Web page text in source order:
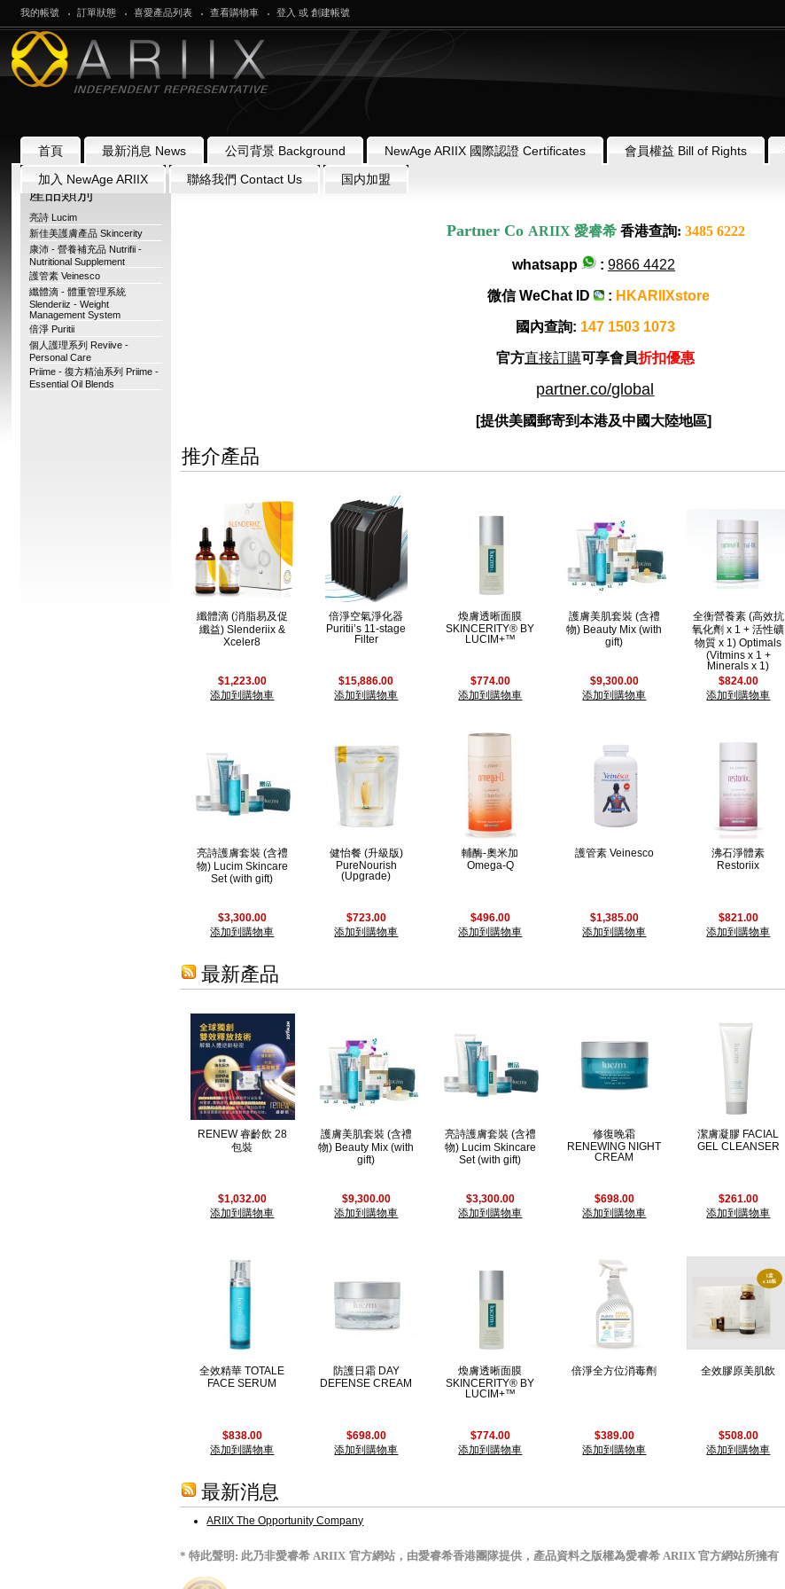
我的帳號 訂單狀態 喜愛產品列表 查看購物車 登入 或創建帳號
首頁 最新消息 News 公司背景 Background NewAge ARIIX 國際認證 Certificates 會員權益 Bill of Rights
加入 NewAge ARIIX
聯絡我們 Contact Us 国内加盟
產品類別
亮詩 Lucim
新佳美護膚產品 Skincerity
康沛 - 營養補充品 Nutrifii -
Nutritional Supplement
護管素 Veinesco
纖體滴 - 體重管理系統
Slenderiiz - Weight
Management System
倍淨 Puritii
個人護理系列 Reviive -
Personal Care
Priime - 復方精油系列 Priime -
Essential Oil Blends
Partner Co ARIIX 愛睿希香港查詢: 3485 6222
whatsapp : 9866 4422
微信 WeChat ID : HKARIIXstore
國內查詢: 147 1503 1073
官方直接訂購可享會員折扣優惠
partner.co/global
[提供美國郵寄到本港及中國大陸地區]
推介產品
纖體滴 (消脂易及促
纖益) Slenderiix &
Xceler8
$1,223.00
添加到購物車
倍淨空氣淨化器
Puritii’s 11-stage
Filter
$15,886.00
添加到購物車
煥膚透晰面膜
SKINCERITY® BY
LUCIM+™
$774.00
添加到購物車
護膚美肌套裝 (含禮
物) Beauty Mix (with
gift)
$9,300.00
添加到購物車
全衡營養素 (高效抗
氧化劑 x 1 + 活性礦
物質 x 1) Optimals
(Vitmins x 1 +
Minerals x 1)
$824.00
添加到購物車
亮詩護膚套裝 (含禮
物) Lucim Skincare
Set (with gift)
$3,300.00
添加到購物車
健怡餐 (升級版)
PureNourish
(Upgrade)
$723.00
添加到購物車
輔酶-奧米加
Omega-Q
$496.00
添加到購物車
護管素 Veinesco
$1,385.00
添加到購物車
沸石淨體素
Restoriix
$821.00
添加到購物車
最新產品
RENEW 睿齡飲 28
包裝
$1,032.00
添加到購物車
護膚美肌套裝 (含禮
物) Beauty Mix (with
gift)
$9,300.00
添加到購物車
亮詩護膚套裝 (含禮
物) Lucim Skincare
Set (with gift)
$3,300.00
添加到購物車
修復晚霜
RENEWING NIGHT
CREAM
$698.00
添加到購物車
潔膚凝膠 FACIAL
GEL CLEANSER
$261.00
添加到購物車
全效精華 TOTALE
FACE SERUM
$838.00
添加到購物車
防護日霜 DAY
DEFENSE CREAM
$698.00
添加到購物車
煥膚透晰面膜
SKINCERITY® BY
LUCIM+™
$774.00
添加到購物車
倍淨全方位消毒劑
$389.00
添加到購物車
全效膠原美肌飲
$508.00
添加到購物車
最新消息
ARIIX The Opportunity Company
* 特此聲明: 此乃非愛睿希 ARIIX 官方網站，由愛睿希香港團隊提供， 產品資料之版權為愛睿希 ARIIX官方網站所擁有